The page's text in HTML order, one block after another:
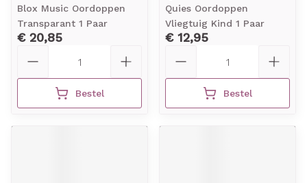
Blox Music Oordoppen
Transparant 1 Paar
€ 20,85
Bestel
Quies Oordoppen
Vliegtuig Kind 1 Paar
€ 12,95
Bestel